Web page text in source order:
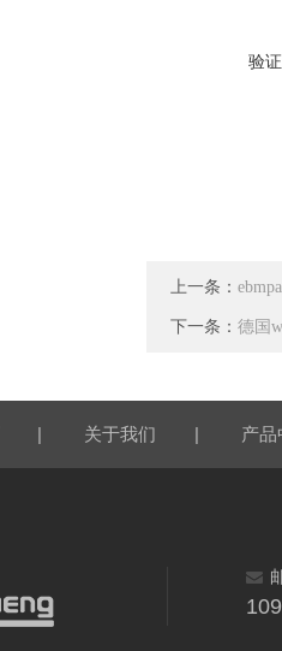
验
上一条：
下一条： 德国
| 关于我们 | 产品